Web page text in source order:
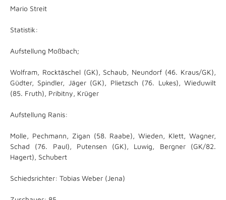
Mario Streit
Statistik:
Aufstellung Moßbach;
Wolfram, Rocktäschel (GK), Schaub, Neundorf (46. Kraus/GK),
Güdter, Spindler, Jäger (GK), Plietzsch (76. Lukes), Wieduwilt
(85. Fruth), Pribitny, Krüger
Aufstellung Ranis:
Molle, Pechmann, Zigan (58. Raabe), Wieden, Klett, Wagner,
Schad (76. Paul), Putensen (GK), Luwig, Bergner (GK/82.
Hagert), Schubert
Schiedsrichter: Tobias Weber (Jena)